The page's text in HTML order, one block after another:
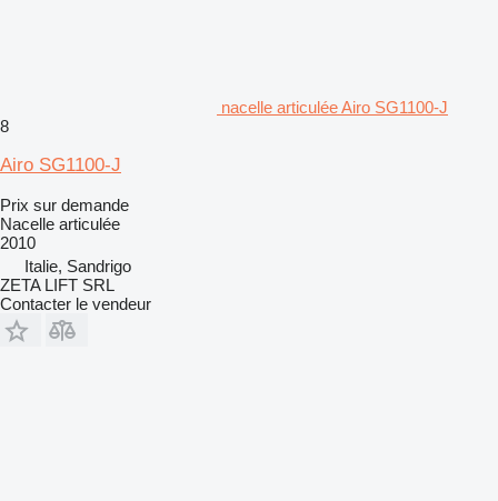
nacelle articulée Airo SG1100-J
8
Airo SG1100-J
Prix sur demande
Nacelle articulée
2010
Italie, Sandrigo
ZETA LIFT SRL
Contacter le vendeur